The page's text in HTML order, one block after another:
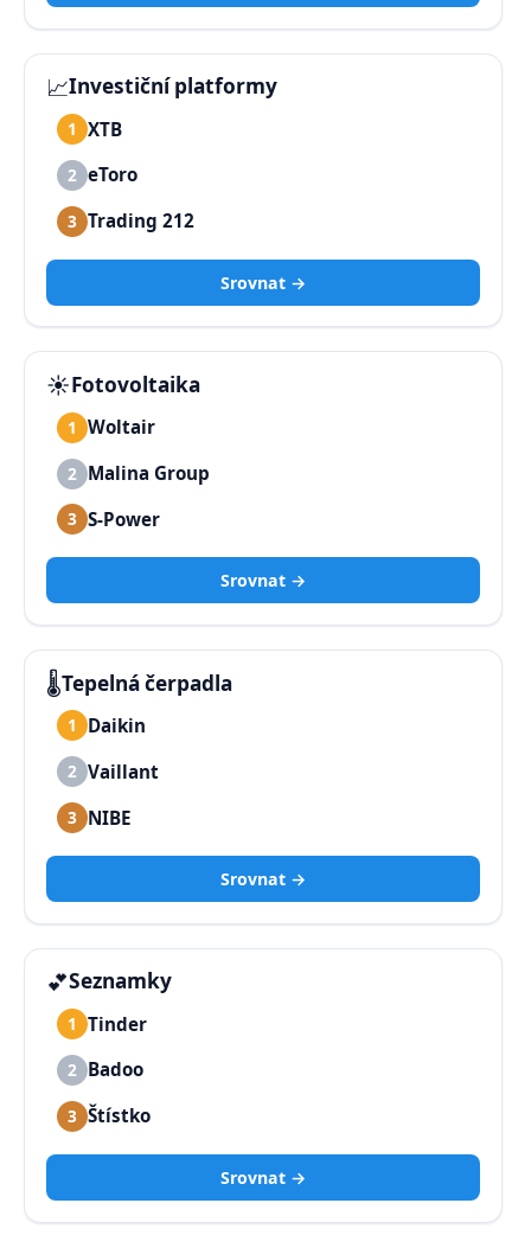
📈Investiční platformy
1 XTB
2 eToro
3 Trading 212
Srovnat →
☀️Fotovoltaika
1 Woltair
2 Malina Group
3 S-Power
Srovnat →
🌡️Tepelná čerpadla
1 Daikin
2 Vaillant
3 NIBE
Srovnat →
💕Seznamky
1 Tinder
2 Badoo
3 Štístko
Srovnat →